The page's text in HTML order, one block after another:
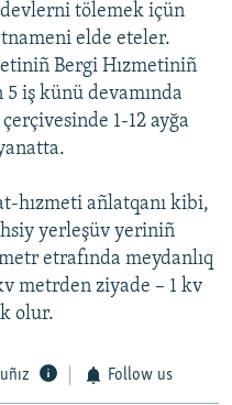
tölemek içün
elde eteler.
Bergi Hızmetiniñ
5 iş künü devamında
1-12 ayğa
hızmeti añlatqanı kibi,
yerleşüv yeriniñ
etrafında meydanlıq
metrden ziyade – 1 kv
olur.
Follow us